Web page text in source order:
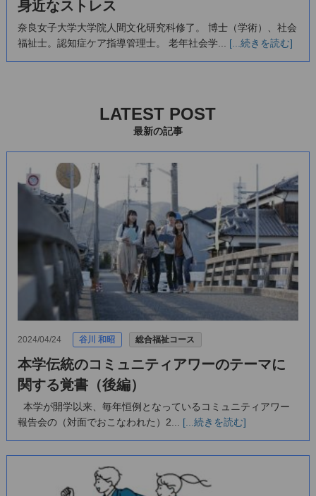
身近なストレス
奈良女子大学大学院人間文化研究科修了。 博士（学術）、社会
福祉士。認知症ケア指導管理士。 老年社会学... [...続きを読む]
LATEST POST
最新の記事
2024/04/24 谷川 和昭 総合福祉コース
本学伝統のコミュニティアワーのテーマに
関する覚書（後編）
本学が開学以来、毎年恒例となっているコミュニティアワー
報告会の（対面でおこなわれた）2... [...続きを読む]